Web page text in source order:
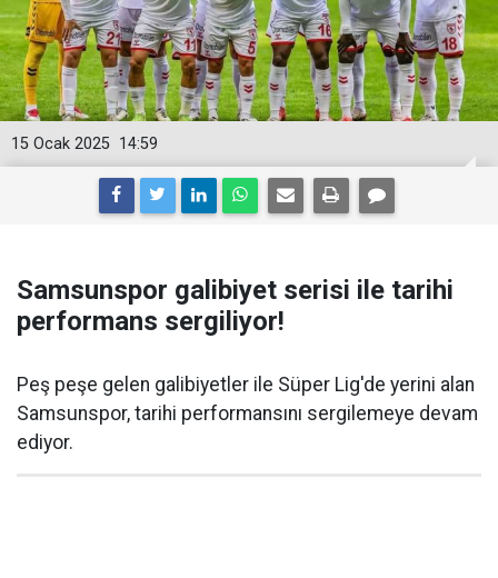
14:59
15 Ocak 2025
Samsunspor galibiyet serisi ile tarihi
performans sergiliyor!
Peş peşe gelen galibiyetler ile Süper Lig'de yerini alan
Samsunspor, tarihi performansını sergilemeye devam
ediyor.